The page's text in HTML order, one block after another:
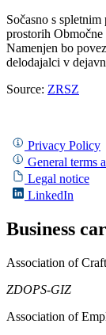
Sočasno s
prostorih
Namenjen bo
delodajalci v
Source: ZRSZ
Privacy Policy
General terms
Legal notice
LinkedIn
Business
Association of
ZDOPS-GIZ
Association of